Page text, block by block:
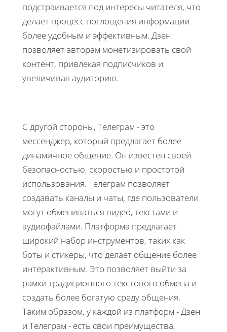
подстраивается под интересы читателя, что
делает процесс поглощения информации
более удобным и эффективным. Дзен
позволяет авторам монетизировать свой
контент, привлекая подписчиков и
увеличивая аудиторию.
С другой стороны, Телеграм - это
мессенджер, который предлагает более
динамичное общение. Он известен своей
безопасностью, скоростью и простотой
использования. Телеграм позволяет
создавать каналы и чаты, где пользователи
могут обмениваться видео, текстами и
аудиофайлами. Платформа предлагает
широкий набор инструментов, таких как
боты и стикеры, что делает общение более
интерактивным. Это позволяет выйти за
рамки традиционного текстового обмена и
создать более богатую среду общения.
Таким образом, у каждой из платформ - Дзен
и Телеграм - есть свои преимущества,